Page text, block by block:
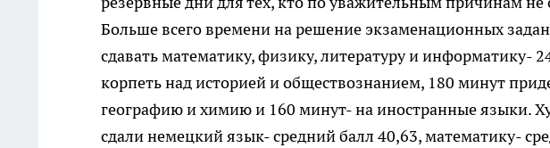
Больше всего времени на решение экзаменационных
сдавать математику, физику, литературу и информатику-
корпеть над историей и обществознанием, 180 минут
географию и химию и 160 минут- на иностранные языки.
сдали немецкий язык- средний балл 40,63, математику-